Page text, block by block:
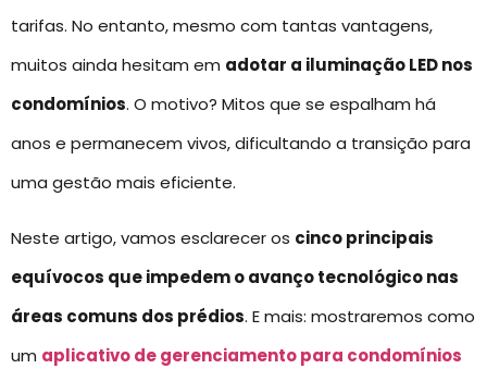
tarifas. No entanto, mesmo com tantas vantagens,
muitos ainda hesitam em adotar a iluminação LED nos
condomínios. O motivo? Mitos que se espalham há
anos e permanecem vivos, dificultando a transição para
uma gestão mais eficiente.
Neste artigo, vamos esclarecer os cinco principais
equívocos que impedem o avanço tecnológico nas
áreas comuns dos prédios. E mais: mostraremos como
um aplicativo de gerenciamento para condomínios